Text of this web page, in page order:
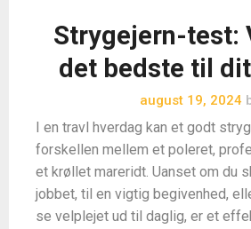
Strygejern-test:
det bedste til
august 19, 2024
I en travl hverdag kan et godt
forskellen mellem et poleret,
et krøllet mareridt. Uanset om du
jobbet, til en vigtig begivenhed,
se velplejet ud til daglig, er et